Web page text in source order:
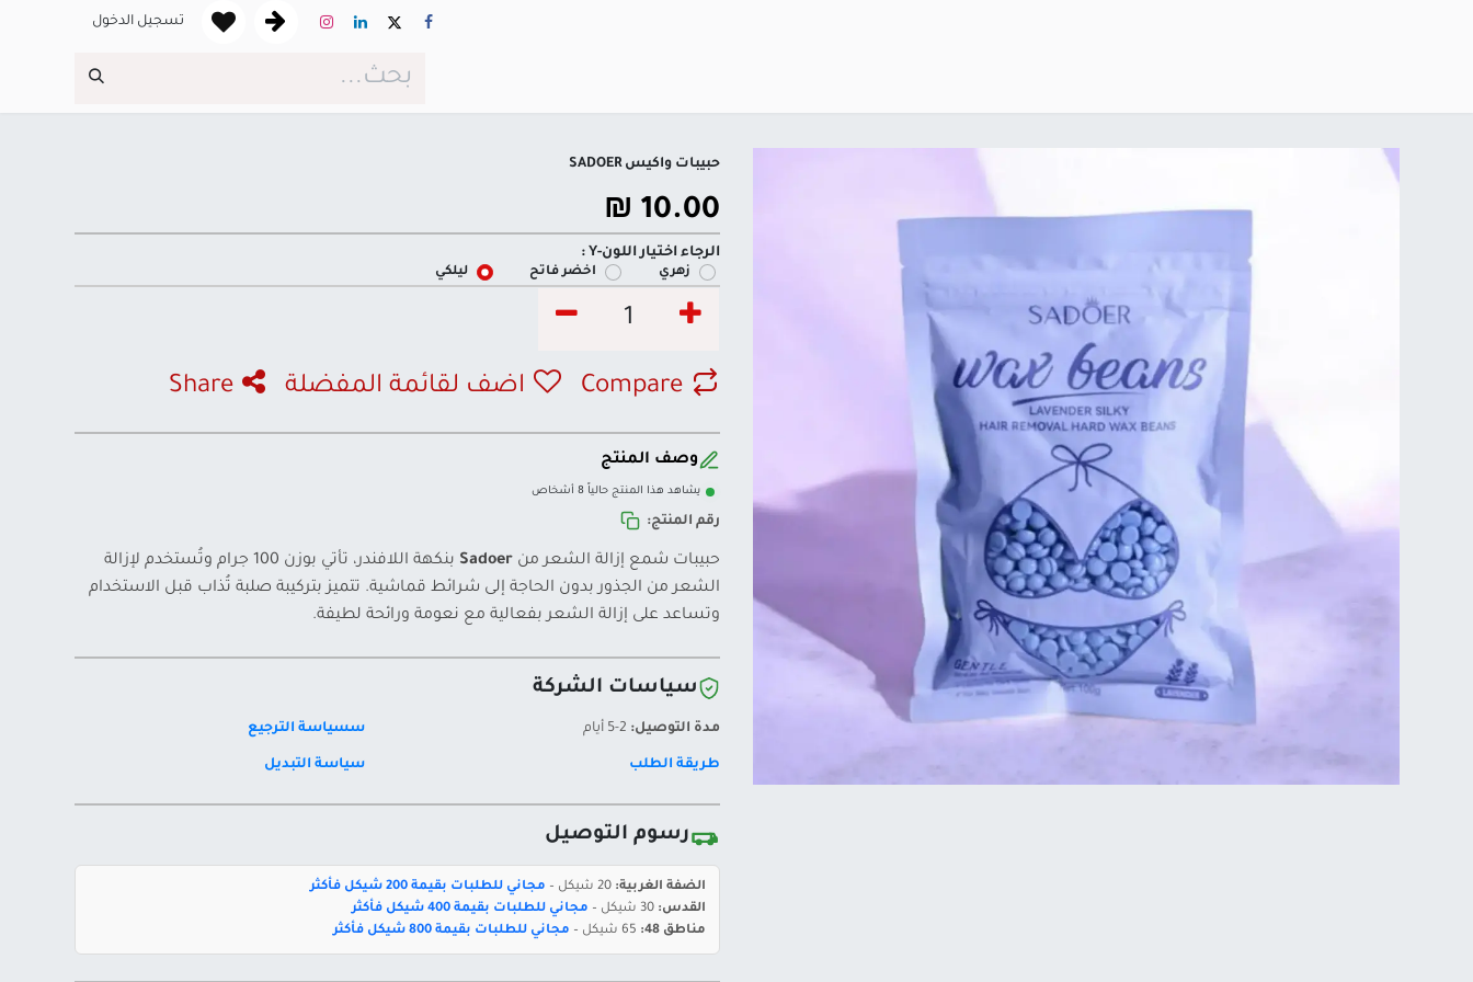
تسجيل الدخول
حبيبات واكيس SADOER
10.00
₪
الرجاء اختيار اللون-Y :
زهري اخضر فاتح ليلكي
Compare اضف لقائمة المفضلة Share
وصف المنتج
يشاهد هذا المنتج حالياً 8 أشخاص
رقم المنتج:
حبيبات شمع إزالة الشعر من Sadoer
بنكهة اللافندر، تأتي بوزن 100 جرام وتُستخدم لإزالة
الشعر من الجذور بدون الحاجة إلى شرائط قماشية. تتميز بتركيبة صلبة تُذاب قبل الاستخدام
وتساعد على إزالة الشعر بفعالية مع نعومة ورائحة لطيفة.
سياسات الشركة
مدة التوصيل: سسياسة الترجيع
طريقة الطلب سياسة التبديل
رسوم التوصيل
الضفة الغربية:
مجاني للطلبات بقيمة 200 شيكل فأكثر
القدس:
مجاني للطلبات بقيمة 400 شيكل فأكثر
مناطق 48:
مجاني للطلبات بقيمة 800 شيكل فأكثر